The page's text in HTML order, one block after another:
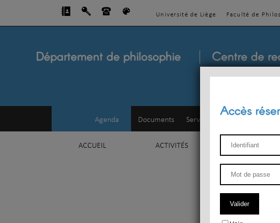
Université de Liège Faculté de
Département de philosophie Centre de
Agenda Documents Service d'esthétique
ACCUEIL ACTIVITÉS ENSEIGNEMENT
Accès